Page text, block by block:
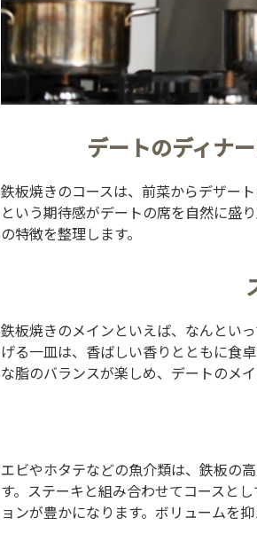
デートのディナ
鉄板焼きのコースは、前菜からデザー
という期待感がデートの席を自然に盛
の特徴を整理します。
鉄板焼きのメインといえば、なんとい
げる一皿は、香ばしい香りとともに食
な脂のバランスが楽しめ、デートのメ
エビやホタテなどの魚介類は、鉄板の
す。ステーキと組み合わせてコースと
ョンが豊かになります。ボリュームを